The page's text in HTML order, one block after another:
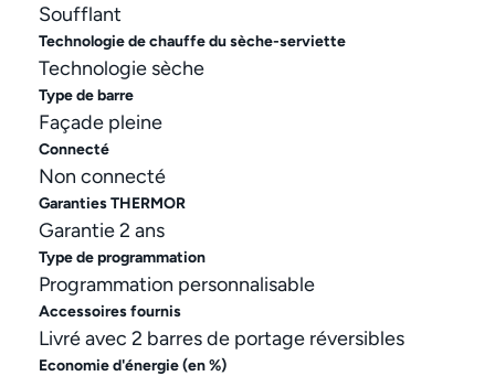
Soufflant
Technologie de chauffe du sèche-serviette
Technologie sèche
Type de barre
Façade pleine
Connecté
Non connecté
Garanties THERMOR
Garantie 2 ans
Type de programmation
Programmation personnalisable
Accessoires fournis
Livré avec 2 barres de portage réversibles
Economie d'énergie (en %)